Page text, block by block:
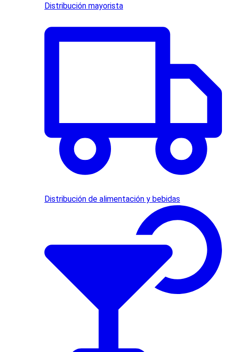
Distribución mayorista
Distribución de alimentación y bebidas